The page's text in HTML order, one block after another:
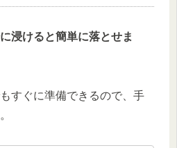
浸けると簡単に落とせま
すぐに準備できるので、手